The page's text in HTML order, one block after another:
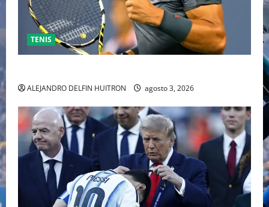
TENIS
ALEJANDRO DELFIN HUITRON agosto 3, 2026